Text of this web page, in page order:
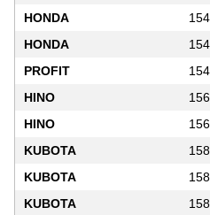
HONDA
HONDA
PROFIT
HINO
HINO
KUBOTA
KUBOTA
KUBOTA